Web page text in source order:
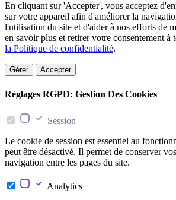
En cliquant sur 'Accepter', vous acceptez
sur votre appareil afin d'améliorer la
l'utilisation du site et d'aider à nos efforts de
en savoir plus et retirer votre consentement à
la Politique de confidentialité.
Gérer Accepter
Réglages RGPD: Gestion Des Cookies
Session
Le cookie de session est essentiel au
peut être désactivé. Il permet de conserver
navigation entre les pages du site.
Analytics